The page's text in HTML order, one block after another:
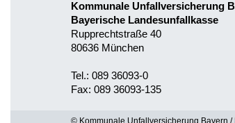
Kommunale Unfallversicherung
Bayerische Landesunfallkasse
Rupprechtstraße 40
80636 München
Tel.: 089 36093-0
Fax: 089 36093-135
© Kommunale Unfallversicherung Bayern